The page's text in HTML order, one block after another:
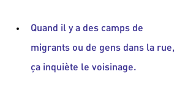
Quand il y a des camps de
migrants ou de gens dans la rue,
ça inquiète le voisinage.